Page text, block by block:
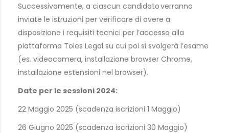
Successivamente, a ciascun candidato verranno
inviate le istruzioni per verificare di avere a
disposizione i requisiti tecnici per l’accesso alla
piattaforma Toles Legal su cui poi si svolgerà l’esame
(es. videocamera, installazione browser Chrome,
installazione estensioni nel browser).
Date per le sessioni 2024:
22 Maggio 2025 (scadenza iscrizioni 1 Maggio)
26 Giugno 2025 (scadenza iscrizioni 30 Maggio)